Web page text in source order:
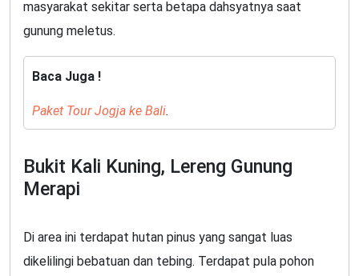
masyarakat sekitar serta betapa dahsyatnya saat
gunung meletus.
Baca Juga !
Paket Tour Jogja ke Bali.
Bukit Kali Kuning, Lereng Gunung
Merapi
Di area ini terdapat hutan pinus yang sangat luas
dikelilingi bebatuan dan tebing. Terdapat pula pohon